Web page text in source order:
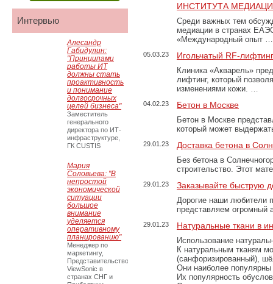
ИНСТИТУТА
Среди важных тем
медиации в странах
«Международный опыт …
05.03.23 Игольчатый RF-
Клиника «Акварель»
лифтинг, который
изменениями кожи. …
04.02.23 Бетон в Москве
Бетон в Москве
который может
29.01.23 Доставка бетона в
Без бетона в
строительство. Этот
29.01.23 Заказывайте быструю
Дорогие наши любители
представляем огромный
29.01.23 Натуральные ткани в
Использование
К натуральным тканям
(санфоризированный),
Они наиболее популярны
Их популярность
Интервью
Алесандр
Габидулин:
"Принципами
работы ИТ
должны стать
проактивность
и понимание
долгосрочных
целей бизнеса"
Заместитель
генерального
директора по ИТ-
инфраструктуре,
ГК CUSTIS
Мария
Соловьева: "В
непростой
экономической
ситуации
большое
внимание
уделяется
оперативному
планированию"
Менеджер по
маркетингу,
Представительство
ViewSonic в
странах СНГ и